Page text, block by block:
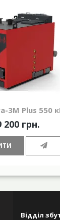
3М Plus 550
200 грн.
Відділ